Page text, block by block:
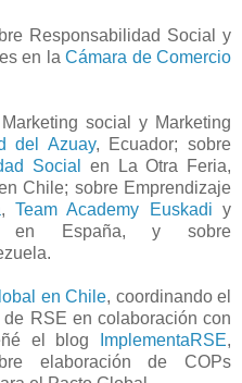
Responsabilidad Social y
en la Cámara de Comercio
social y Marketing
del Azuay, Ecuador; sobre
Social
en La Otra Feria,
Chile; sobre Emprendizaje
,Team Academy Euskadi y
España, y sobre
en Chile, coordinando el
RSE en colaboración con
el blog ImplementaRSE,
elaboración de COPs